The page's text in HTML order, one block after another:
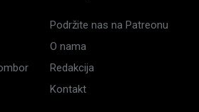
Podržite nas na Patreonu
O nama
Redakcija
Kontakt